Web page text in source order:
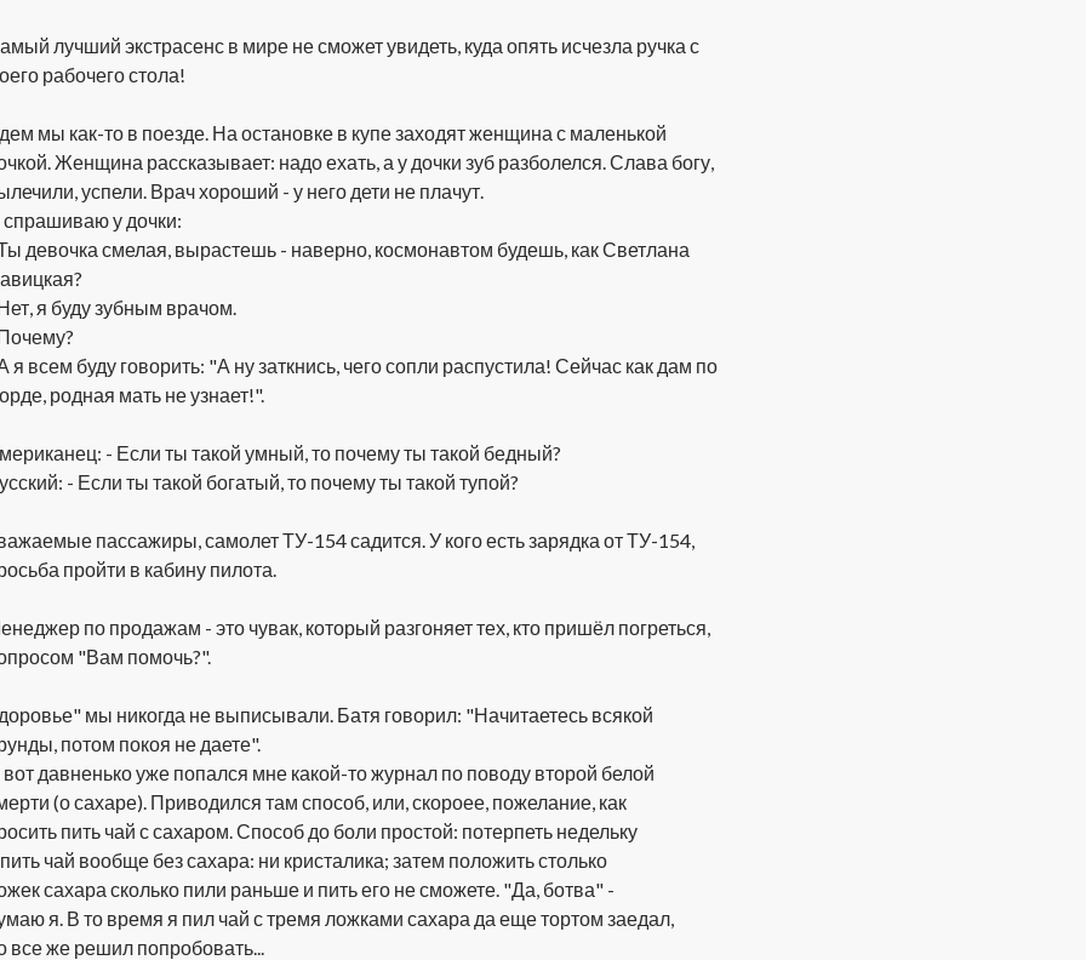
лучший экстрасенс в мире не сможет увидеть, куда опять исчезла ручка с
рабочего стола!
мы как-то в поезде. На остановке в купе заходят женщина с маленькой
Женщина рассказывает: надо ехать, а у дочки зуб разболелся. Слава богу,
успели. Врач хороший - у него дети не плачут.
у дочки:
девочка смелая, вырастешь - наверно, космонавтом будешь, как Светлана
я буду зубным врачом.
я всем буду говорить: "А ну заткнись, чего сопли распустила! Сейчас как дам по
родная мать не узнает!".
- Если ты такой умный, то почему ты такой бедный?
- Если ты такой богатый, то почему ты такой тупой?
пассажиры, самолет ТУ-154 садится. У кого есть зарядка от ТУ-154,
пройти в кабину пилота.
по продажам - это чувак, который разгоняет тех, кто пришёл погреться,
"Вам помочь?".
мы никогда не выписывали. Батя говорил: "Начитаетесь всякой
потом покоя не даете".
давненько уже попался мне какой-то журнал по поводу второй белой
(о сахаре). Приводился там способ, или, скороее, пожелание, как
пить чай с сахаром. Способ до боли простой: потерпеть недельку
чай вообще без сахара: ни кристалика; затем положить столько
сахара сколько пили раньше и пить его не сможете. "Да, ботва" -
я. В то время я пил чай с тремя ложками сахара да еще тортом заедал,
все же решил попробовать...